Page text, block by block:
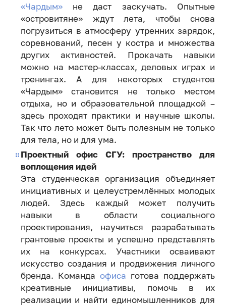
«Чардым» не даст заскучать. Опытные
«островитяне» ждут лета, чтобы снова
погрузиться в атмосферу утренних зарядок,
соревнований, песен у костра и множества
других активностей. Прокачать навыки
можно на мастер-классах, деловых играх и
тренингах. А для некоторых студентов
«Чардым» становится не только местом
отдыха, но и образовательной площадкой –
здесь проходят практики и научные школы.
Так что лето может быть полезным не только
для тела, но и для ума.
Проектный офис СГУ: пространство для
воплощения идей
Эта студенческая организация объединяет
инициативных и целеустремлённых молодых
людей. Здесь каждый может получить
навыки в области социального
проектирования, научиться разрабатывать
грантовые проекты и успешно представлять
их на конкурсах. Участники осваивают
искусство создания и продвижения личного
бренда. Команда офиса готова поддержать
креативные инициативы, помочь в их
реализации и найти единомышленников для